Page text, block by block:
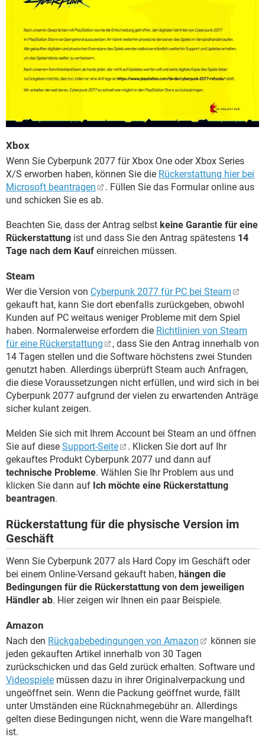
Xbox
Wenn Sie Cyberpunk 2077 für Xbox One oder Xbox Series
X/S erworben haben, können Sie die Rückerstattung hier bei
Microsoft beantragen
. Füllen Sie das Formular online aus
und schicken Sie es ab.
Beachten Sie, dass der Antrag selbst keine Garantie für eine
Rückerstattung ist und dass Sie den Antrag spätestens 14
Tage nach dem Kauf einreichen müssen.
Steam
Wer die Version von Cyberpunk 2077 für PC bei Steam
gekauft hat, kann Sie dort ebenfalls zurückgeben, obwohl
Kunden auf PC weitaus weniger Probleme mit dem Spiel
haben. Normalerweise erfordern die Richtlinien von Steam
für eine Rückerstattung
, dass Sie den Antrag innerhalb von
14 Tagen stellen und die Software höchstens zwei Stunden
genutzt haben. Allerdings überprüft Steam auch Anfragen,
die diese Voraussetzungen nicht erfüllen, und wird sich in bei
Cyberpunk 2077 aufgrund der vielen zu erwartenden Anträge
sicher kulant zeigen.
Melden Sie sich mit Ihrem Account bei Steam an und öffnen
Sie auf diese Support-Seite
. Klicken Sie dort auf Ihr
gekauftes Produkt Cyberpunk 2077 und dann auf
technische Probleme. Wählen Sie Ihr Problem aus und
klicken Sie dann auf Ich möchte eine Rückerstattung
beantragen.
Rückerstattung für die physische Version im
Geschäft
Wenn Sie Cyberpunk 2077 als Hard Copy im Geschäft oder
bei einem Online-Versand gekauft haben, hängen die
Bedingungen für die Rückerstattung von dem jeweiligen
Händler ab. Hier zeigen wir Ihnen ein paar Beispiele.
Amazon
Nach den Rückgabebedingungen von Amazon
können sie
jeden gekauften Artikel innerhalb von 30 Tagen
zurückschicken und das Geld zurück erhalten. Software und
Videospiele müssen dazu in ihrer Originalverpackung und
ungeöffnet sein. Wenn die Packung geöffnet wurde, fällt
unter Umständen eine Rücknahmegebühr an. Allerdings
gelten diese Bedingungen nicht, wenn die Ware mangelhaft
ist.